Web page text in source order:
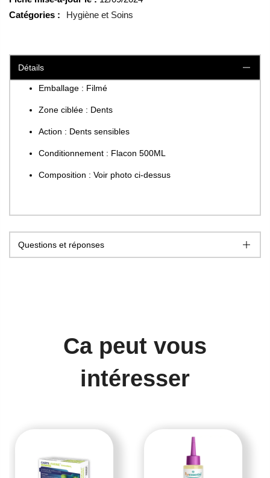
Catégories :
Hygiène et Soins
Détails
Emballage : Filmé
Zone ciblée : Dents
Action : Dents sensibles
Conditionnement : Flacon 500ML
Composition : Voir photo ci-dessus
Questions et réponses
Ca peut vous
intéresser